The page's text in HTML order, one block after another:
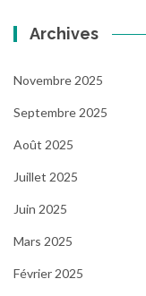
Archives
Novembre 2025
Septembre 2025
Août 2025
Juillet 2025
Juin 2025
Mars 2025
Février 2025